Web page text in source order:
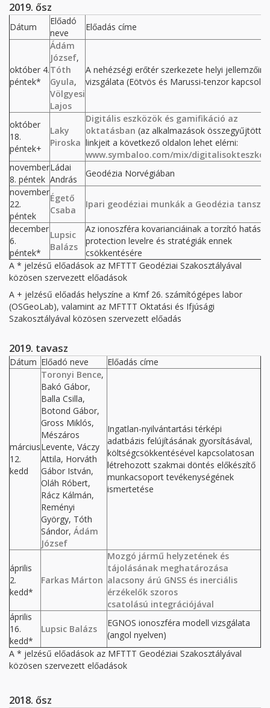
2019. ősz
Dátum
Előadó
neve
Előadás címe
október 4.
péntek*
Ádám
József,
Tóth
Gyula,
Völgyesi
Lajos
A nehézségi erőtér szerkezete helyi
vizsgálata (Eötvös és Marussi-tenzor
október
18.
péntek+
Laky
Piroska
Digitális eszközök és gamifikáció az
oktatásban (az alkalmazások összegyűjtött
linkjeit a következő oldalon lehet elérni:
www.symbaloo.com/mix/
november
8. péntek
Ládai
András
Geodézia Norvégiában
november
22.
péntek
Égető
Csaba
Ipari geodéziai munkák a Geodézia
december
6.
péntek*
Lupsic
Balázs
Az ionoszféra kovarianciáinak a torzító hatása
protection levelre és stratégiák ennek
csökkentésére
A * jelzésű előadások az MFTTT Geodéziai Szakosztályával
közösen szervezett előadások
A + jelzésű előadás helyszíne a Kmf 26. számítógépes labor
(OSGeoLab), valamint az MFTTT Oktatási és Ifjúsági
Szakosztályával közösen szervezett előadás
2019. tavasz
Dátum Előadó neve Előadás címe
március
12.
kedd
Toronyi Bence,
Bakó Gábor,
Balla Csilla,
Botond Gábor,
Gross Miklós,
Mészáros
Levente, Váczy
Attila, Horváth
Gábor István,
Oláh Róbert,
Rácz Kálmán,
Reményi
György, Tóth
Sándor, Ádám
József
Ingatlan-nyilvántartási térképi
adatbázis felújításának gyorsításával,
költségcsökkentésével kapcsolatosan
létrehozott szakmai döntés előkészítő
munkacsoport tevékenységének
ismertetése
április
2.
kedd*
Farkas Márton
Mozgó jármű helyzetének és
tájolásának meghatározása
alacsony árú GNSS és inerciális
érzékelők szoros
csatolású integrációjával
április
16.
kedd*
Lupsic Balázs
EGNOS ionoszféra modell vizsgálata
(angol nyelven)
A * jelzésű előadások az MFTTT Geodéziai Szakosztályával
közösen szervezett előadások
2018. ősz